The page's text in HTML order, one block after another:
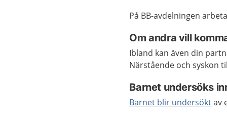
På BB-avdelningen
Om andra vill
Ibland kan även din
Närstående och syskon
Barnet undersöks
Barnet blir undersöktav